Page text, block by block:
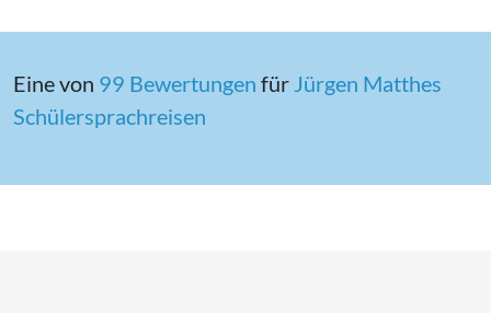
Eine von 99 Bewertungen für Jürgen Matthes
Schülersprachreisen